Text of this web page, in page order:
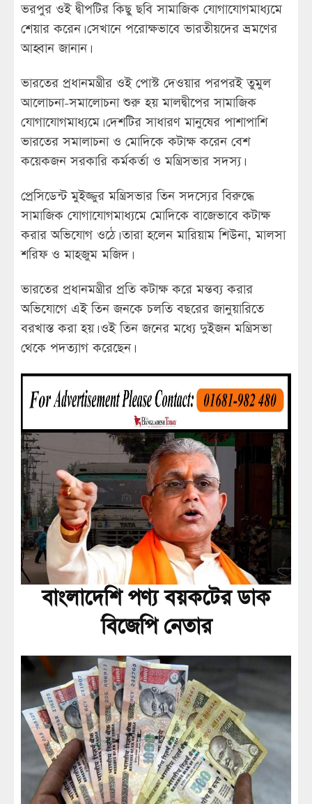
ভরপুর ওই দ্বীপটির কিছু ছবি সামাজিক যোগাযোগমাধ্যমে
শেয়ার করেন। সেখানে পরোক্ষভাবে ভারতীয়দের ভ্রমণের
আহ্বান জানান।
ভারতের প্রধানমন্ত্রীর ওই পোস্ট দেওয়ার পরপরই তুমুল
আলোচনা-সমালোচনা শুরু ‍হয় মালদ্বীপের সামাজিক
যোগাযোগমাধ্যমে। দেশটির সাধারণ মানুষের পাশাপাশি
ভারতের সমালাচনা ও মোদিকে কটাক্ষ করেন বেশ
কয়েকজন সরকারি কর্মকর্তা ও মন্ত্রিসভার সদস্য।
প্রেসিডেন্ট মুইজ্জুর মন্ত্রিসভার তিন সদস্যের বিরুদ্ধে
সামাজিক যোগাযোগমাধ্যমে মোদিকে বাজেভাবে কটাক্ষ
করার অভিযোগ ওঠে। তারা হলেন মারিয়াম শিউনা, মালসা
শরিফ ও মাহজুম মজিদ।
ভারতের প্রধানমন্ত্রীর প্রতি কটাক্ষ করে মন্তব্য করার
অভিযোগে এই তিন জনকে চলতি বছরের জানুয়ারিতে
বরখাস্ত করা হয়। ওই তিন জনের মধ্যে দুইজন মন্ত্রিসভা
থেকে পদত্যাগ করেছেন।
বাংলাদেশি পণ্য বয়কটের ডাক
বিজেপি নেতার